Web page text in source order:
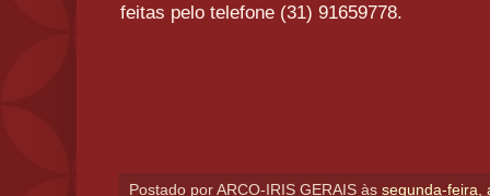
feitas pelo telefone (31) 91659778.
Postado por ARCO-IRIS GERAIS às segunda-feira,